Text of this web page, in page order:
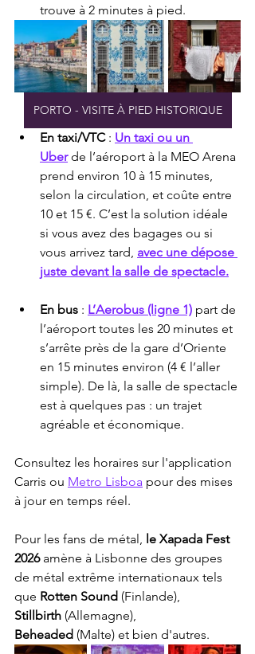
trouve à 2 minutes à pied.
PORTO - VISITE À PIED HISTORIQUE
En taxi/VTC : Un taxi ou un
Uber de l’aéroport à la MEO Arena
prend environ 10 à 15 minutes,
selon la circulation, et coûte entre
10 et 15 €. C’est la solution idéale
si vous avez des bagages ou si
vous arrivez tard, avec une dépose
juste devant la salle de spectacle.
En bus : L’Aerobus (ligne 1) part de
l’aéroport toutes les 20 minutes et
s’arrête près de la gare d’Oriente
en 15 minutes environ (4 € l’aller
simple). De là, la salle de spectacle
est à quelques pas : un trajet
agréable et économique.
Consultez les horaires sur l'application
Carris ou Metro Lisboa pour des mises
à jour en temps réel.
Pour les fans de métal, le Xapada Fest
2026 amène à Lisbonne des groupes
de métal extrême internationaux tels
que Rotten Sound (Finlande),
Stillbirth (Allemagne),
Beheaded (Malte) et bien d'autres.